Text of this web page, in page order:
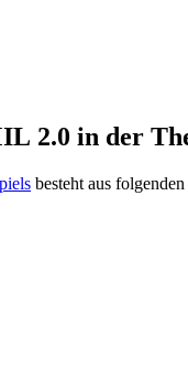
in der
besteht aus